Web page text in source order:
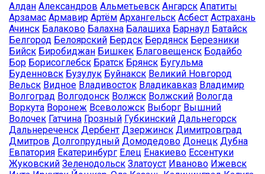
Алдан Александров Альметьевск Ангарск Апатиты
Арзамас Армавир Артём Архангельск Асбест Астрахань
Ачинск Балаково Балахна Балашиха Барнаул Батайск
Белгород Белоярский Бердск Бердянск Березники
Бийск Биробиджан Бишкек Благовещенск Бодайбо
Бор Борисоглебск Братск Брянск Бугульма
Буденновск Бузулук Буйнакск Великий Новгород
Вельск Видное Владивосток Владикавказ Владимир
Волгоград Волгодонск Волжск Волжский Вологда
Воркута Воронеж Всеволожск Выборг Вышний
Волочек Гатчина Грозный Губкинский Дальнегорск
Дальнереченск Дербент Дзержинск Димитровград
Дмитров Долгопрудный Домодедово Донецк Дубна
Евпатория Екатеринбург Елец Енакиево Ессентуки
Жуковский Зеленодольск Златоуст Иваново Ижевск